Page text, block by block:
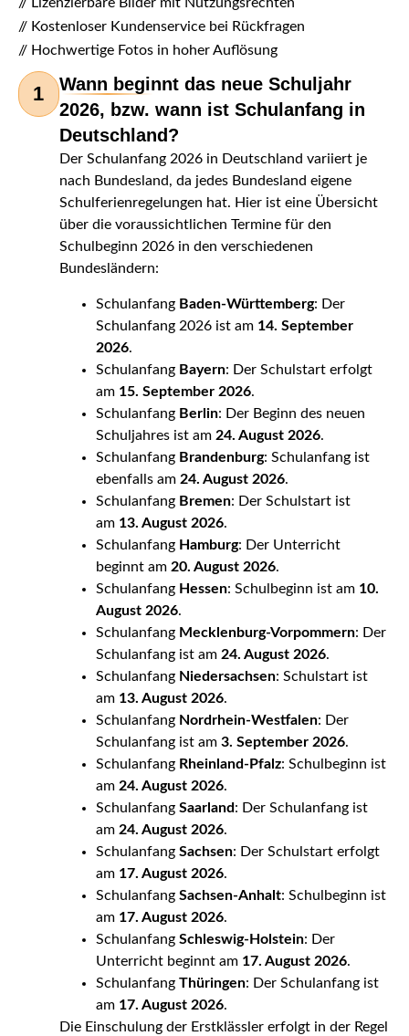
// Lizenzierbare Bilder mit Nutzungsrechten
// Kostenloser Kundenservice bei Rückfragen
// Hochwertige Fotos in hoher Auflösung
1
Wann beginnt das neue Schuljahr
2026, bzw. wann ist Schulanfang in
Deutschland?
Der Schulanfang 2026 in Deutschland variiert je
nach Bundesland, da jedes Bundesland eigene
Schulferienregelungen hat. Hier ist eine Übersicht
über die voraussichtlichen Termine für den
Schulbeginn 2026 in den verschiedenen
Bundesländern:
Schulanfang Baden-Württemberg: Der
Schulanfang 2026 ist am 14. September
2026.
Schulanfang Bayern: Der Schulstart erfolgt
am 15. September 2026.
Schulanfang Berlin: Der Beginn des neuen
Schuljahres ist am 24. August 2026.
Schulanfang Brandenburg: Schulanfang ist
ebenfalls am 24. August 2026.
Schulanfang Bremen: Der Schulstart ist
am 13. August 2026.
Schulanfang Hamburg: Der Unterricht
beginnt am 20. August 2026.
Schulanfang Hessen: Schulbeginn ist am 10.
August 2026.
Schulanfang Mecklenburg-Vorpommern: Der
Schulanfang ist am 24. August 2026.
Schulanfang Niedersachsen: Schulstart ist
am 13. August 2026.
Schulanfang Nordrhein-Westfalen: Der
Schulanfang ist am 3. September 2026.
Schulanfang Rheinland-Pfalz: Schulbeginn ist
am 24. August 2026.
Schulanfang Saarland: Der Schulanfang ist
am 24. August 2026.
Schulanfang Sachsen: Der Schulstart erfolgt
am 17. August 2026.
Schulanfang Sachsen-Anhalt: Schulbeginn ist
am 17. August 2026.
Schulanfang Schleswig-Holstein: Der
Unterricht beginnt am 17. August 2026.
Schulanfang Thüringen: Der Schulanfang ist
am 17. August 2026.
Die Einschulung der Erstklässler erfolgt in der Regel